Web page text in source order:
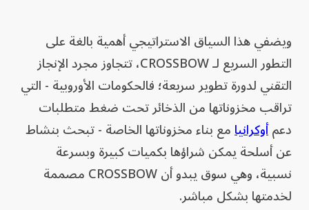
ويضفي هذا السياق الاستراتيجي أهمية بالغة على
التطور السريع لـ CROSSBOW، تتجاوز مجرد الإنجاز
التقني لدورة تطوير سريعة؛ فالحكومات الأوروبية - التي
تراقب مخزوناتها من الذخائر تحت ضغط متطلبات
دعمأوكرانيامع بناء مخزوناتها الخاصة - تبحث بنشاط
عن أسلحة يمكن شراؤها بكميات كبيرة وبسرعة
نسبية، وهي سوق يبدو أن CROSSBOW مصممة
لخدمتها بشكل مباشر.